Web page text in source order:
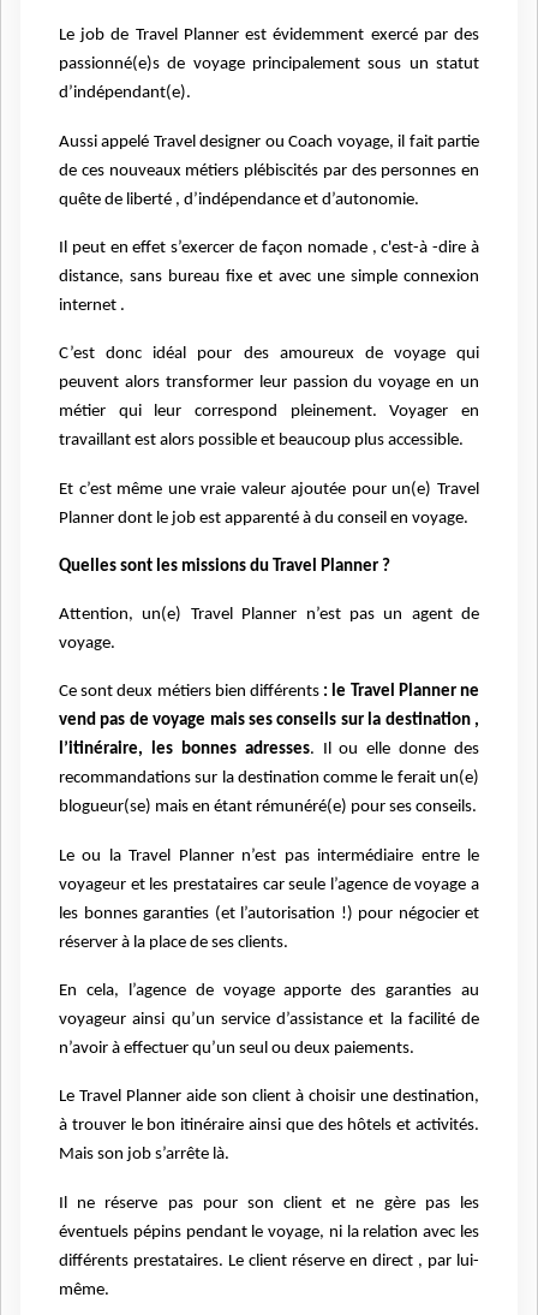
Le job de Travel Planner est évidemment exercé par des
passionné(e)s de voyage principalement sous un statut
d’indépendant(e).
Aussi appelé Travel designer ou Coach voyage, il fait partie
de ces nouveaux métiers plébiscités par des personnes en
quête de liberté , d’indépendance et d’autonomie.
Il peut en effet s’exercer de façon nomade , c'est-à -dire à
distance, sans bureau fixe et avec une simple connexion
internet .
C’est donc idéal pour des amoureux de voyage qui
peuvent alors transformer leur passion du voyage en un
métier qui leur correspond pleinement. Voyager en
travaillant est alors possible et beaucoup plus accessible.
Et c’est même une vraie valeur ajoutée pour un(e) Travel
Planner dont le job est apparenté à du conseil en voyage.
Quelles sont les missions du Travel Planner ?
Attention, un(e) Travel Planner n’est pas un agent de
voyage.
Ce sont deux métiers bien différents : le Travel Planner ne
vend pas de voyage mais ses conseils sur la destination ,
l’itinéraire, les bonnes adresses. Il ou elle donne des
recommandations sur la destination comme le ferait un(e)
blogueur(se) mais en étant rémunéré(e) pour ses conseils.
Le ou la Travel Planner n’est pas intermédiaire entre le
voyageur et les prestataires car seule l’agence de voyage a
les bonnes garanties (et l’autorisation !) pour négocier et
réserver à la place de ses clients.
En cela, l’agence de voyage apporte des garanties au
voyageur ainsi qu’un service d’assistance et la facilité de
n’avoir à effectuer qu’un seul ou deux paiements.
Le Travel Planner aide son client à choisir une destination,
à trouver le bon itinéraire ainsi que des hôtels et activités.
Mais son job s’arrête là.
Il ne réserve pas pour son client et ne gère pas les
éventuels pépins pendant le voyage, ni la relation avec les
différents prestataires. Le client réserve en direct , par lui-
même.